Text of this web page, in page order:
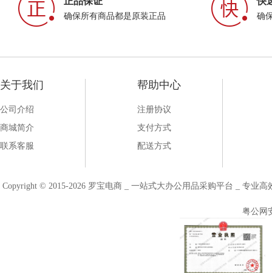
确保所有商品都是原装正品 确
关于我们
公司介绍
商城简介
联系客服
帮助中心
注册协议
支付方式
配送方式
Copyright © 2015-2026 罗宝电商 _ 一站式大办公用品采购平台 _ 专业
粤公网